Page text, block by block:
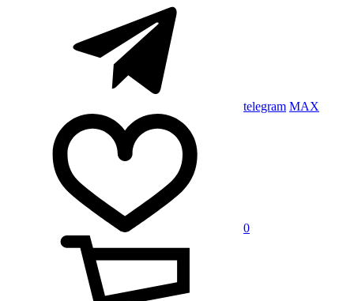
telegram MAX
0